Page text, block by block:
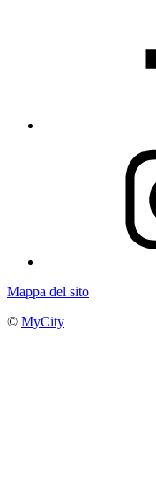
Mappa del sito
© MyCity